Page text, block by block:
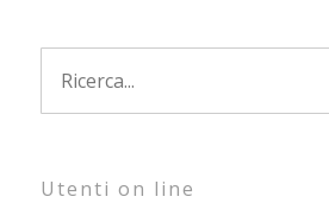
Utenti on line